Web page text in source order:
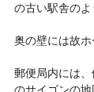
の古い駅舎のよ
奥の壁には故ホ
郵便局内には